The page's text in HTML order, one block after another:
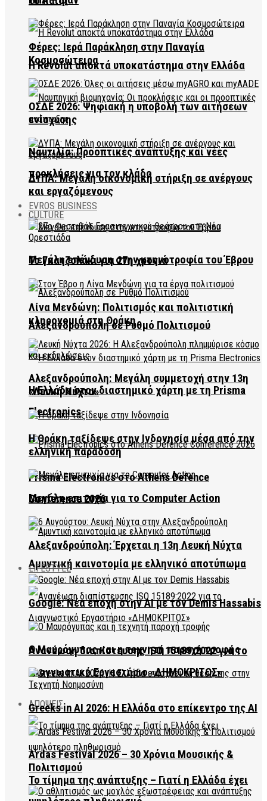
Η Revolut αποκτά υποκατάστημα στην Ελλάδα
Ναυτιλία: Προοπτικές ανάπτυξης και νέες
προκλήσεις για τον κλάδο
EVROS BUSINESS
Μεγάλη επένδυση στην κτηνοτροφία του Έβρου
Αλεξανδρούπολη σε Ρυθμό Πολιτισμού
Η Ελλάδα στον διαστημικό χάρτη με τη Prisma
Electronics
Prisma Electronics στο Athens Defence
Conference 2026
Αμυντική καινοτομία με ελληνικό αποτύπωμα
Ανανέωση διαπίστευσης ISO 15189:2022 για το
Διαγνωστικό Εργαστήριο «ΔΗΜΟΚΡΙΤΟΣ»
ΑΠΟΨΕΙΣ
Το τίμημα της ανάπτυξης – Γιατί η Ελλάδα έχει
Φέρες: Ιερά Παράκληση στην Παναγία
Κοσμοσώτειρα
ΟΣΔΕ 2026: Ψηφιακή η υποβολή των αιτήσεων
ενίσχυσης
ΔΥΠΑ: Μεγάλη οικονομική στήριξη σε ανέργους
και εργαζόμενους
CULTURE
Το Γκατζολάκι για 27η χρονιά
Λίνα Μενδώνη: Πολιτισμός και πολιτιστική
κληρονομιά στη Θράκη
Αλεξανδρούπολη: Μεγάλη συμμετοχή στην 13η
«Λευκή Νύχτα»
Η Θράκη ταξίδεψε στην Ινδονησία μέσα από την
ελληνική παράδοση
Μεγάλη επιτυχία για το Computer Action
Αλεξανδρούπολη: Έρχεται η 13η Λευκή Νύχτα
LIFESTYLE
Google: Νέα εποχή στην AI με τον Demis Hassabis
Ο Μαυρόγυπας και η τεχνητή παροχή τροφής
Greeks in AI 2026: Η Ελλάδα στο επίκεντρο της AI
Ardas Festival 2026 – 30 Χρόνια Μουσικής &
Πολιτισμού